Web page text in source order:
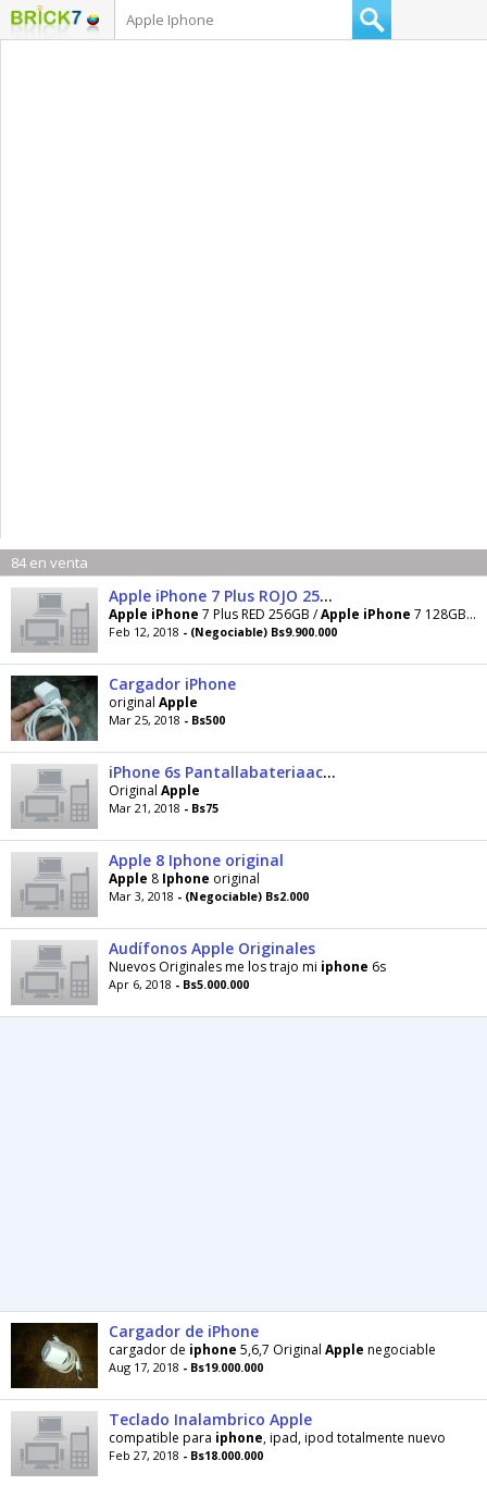
84 en venta
Apple iPhone 7 Plus ROJO 256 GB / Apple iPhone 7 128 GB / Apple iPhone 7 Plus 32 GB for sale
Apple iPhone 7 Plus RED 256GB /Apple iPhone 7 128GB /
Feb 12, 2018 - (Negociable) Bs9.900.000
Cargador iPhone
original Apple
Mar 25, 2018 - Bs500
iPhone 6s Pantallabateriaaccesorios
Original Apple
Mar 21, 2018 - Bs75
Apple 8 Iphone original
Apple 8 Iphone original
Mar 3, 2018 - (Negociable) Bs2.000
Audífonos Apple Originales
Nuevos Originales me los trajo mi iphone 6s
Apr 6, 2018 - Bs5.000.000
Cargador de iPhone
cargador de iphone 5,6,7 Original Apple negociable
Aug 17, 2018 - Bs19.000.000
Teclado Inalambrico Apple
compatible para iphone, ipad, ipod totalmente nuevo
Feb 27, 2018 - Bs18.000.000